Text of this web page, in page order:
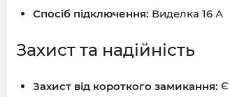
Спосіб підключення: Виделка 16 А
Захист та надійність
Захист від короткого замикання: Є